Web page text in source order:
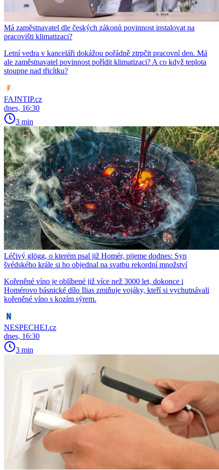
Má zaměstnavatel dle českých zákonů povinnost instalovat na
pracovišti klimatizaci?
Letní vedra v kanceláři dokážou pořádně ztrpčit pracovní den. Má
ale zaměstnavatel povinnost pořídit klimatizaci? A co když teplota
stoupne nad třicítku?
FAJNTIP.cz
dnes, 16:30
3 min
Léčivý glögg, o kterém psal již Homér, pijeme dodnes: Syn
švédského krále si ho objednal na svatbu rekordní množství
Kořeněné víno je oblíbené již více než 3000 let, dokonce i
Homérovo básnické dílo Ilias zmiňuje vojáky, kteří si vychutnávali
kořeněné víno s kozím sýrem.
NESPECHEJ.cz
dnes, 16:30
3 min